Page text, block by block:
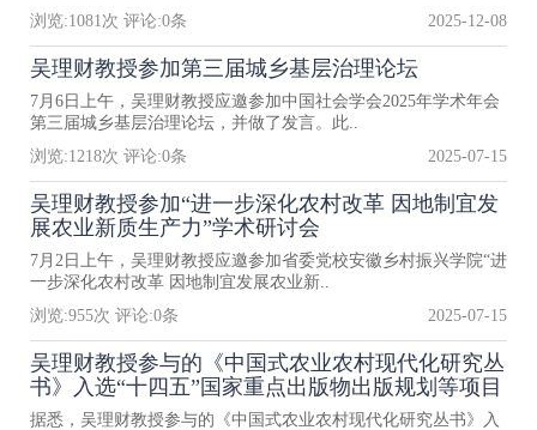
浏览:1081次 评论:0条 2025-12-08
吴理财教授参加第三届城乡基层治理论坛
7月6日上午，吴理财教授应邀参加中国社会学会2025年学术年会
第三届城乡基层治理论坛，并做了发言。此..
浏览:1218次 评论:0条 2025-07-15
吴理财教授参加“进一步深化农村改革 因地制宜发
展农业新质生产力”学术研讨会
7月2日上午，吴理财教授应邀参加省委党校安徽乡村振兴学院“进
一步深化农村改革 因地制宜发展农业新..
浏览:955次 评论:0条 2025-07-15
吴理财教授参与的《中国式农业农村现代化研究丛
书》入选“十四五”国家重点出版物出版规划等项目
据悉，吴理财教授参与的《中国式农业农村现代化研究丛书》入